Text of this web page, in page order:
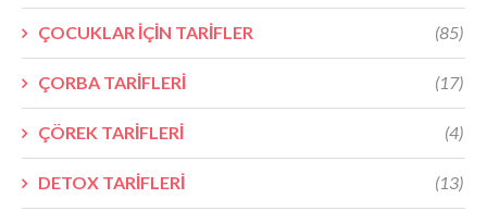
ÇOCUKLAR İÇİN TARİFLER (85)
ÇORBA TARİFLERİ (17)
ÇÖREK TARİFLERİ (4)
DETOX TARİFLERİ (13)